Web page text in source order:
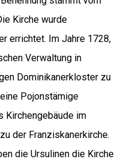
Kirche wurde
errichtet. Im Jahre 1728,
Verwaltung in
Dominikanerkloster zu
Pojonstämige
Kirchengebäude im
der Franziskanerkirche.
die Ursulinen die Kirche